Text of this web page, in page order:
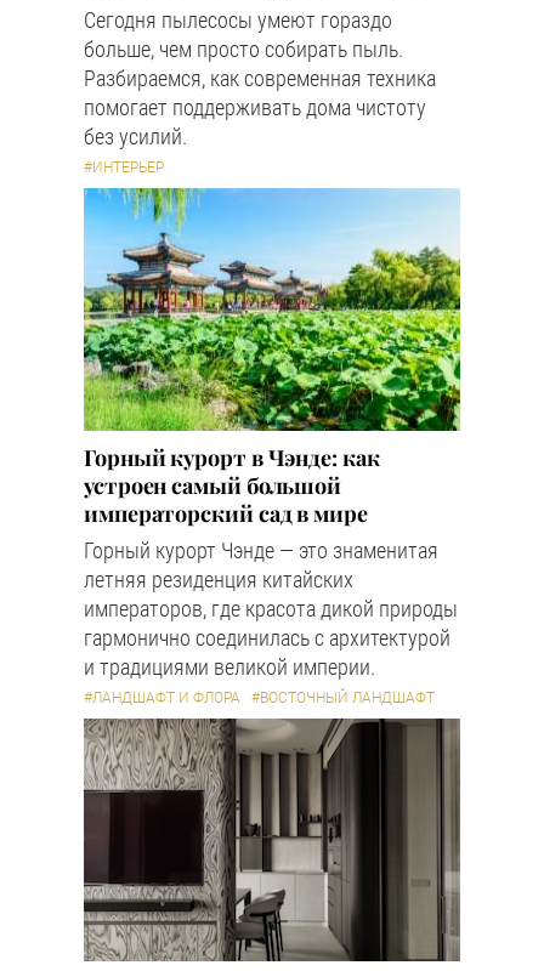
Сегодня пылесосы умеют гораздо
больше, чем просто собирать пыль.
Разбираемся, как современная техника
помогает поддерживать дома чистоту
без усилий.
#ИНТЕРЬЕР
Горный курорт в Чэнде: как
устроен самый большой
императорский сад в мире
Горный курорт Чэнде — это знаменитая
летняя резиденция китайских
императоров, где красота дикой природы
гармонично соединилась с архитектурой
и традициями великой империи.
#ЛАНДШАФТ И ФЛОРА #ВОСТОЧНЫЙ ЛАНДШАФТ